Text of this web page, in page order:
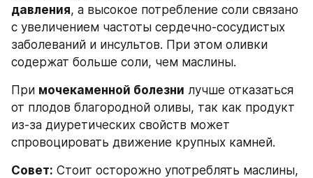
давления, а высокое потребление соли связано
с увеличением частоты сердечно-сосудистых
заболеваний и инсультов. При этом оливки
содержат больше соли, чем маслины.
При мочекаменной болезни лучше отказаться
от плодов благородной оливы, так как продукт
из-за диуретических свойств может
спровоцировать движение крупных камней.
Совет: Стоит осторожно употреблять маслины,